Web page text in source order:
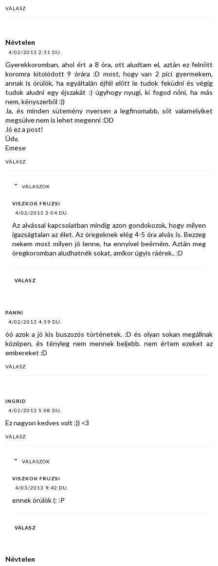
VÁLASZ
Névtelen
4/02/2013 2:51 DU.
Gyerekkoromban, ahol ért a 8 óra, ott aludtam el, aztán ez felnőtt
koromra kitolódott 9 órára :D most, hogy van 2 pici gyermekem,
annak is örülök, ha egyáltalán éjfél előtt le tudok feküdni és végig
tudok aludni egy éjszakát :) úgyhogy nyugi, ki fogod nőni, ha más
nem, kényszerből :))
Ja, és minden sütemény nyersen a legfinomabb, sőt valamelyiket
megsülve nem is lehet megenni :DD
Jó ez a post!
Üdv,
Emese
VÁLASZ
VÁLASZOK
VISZKOK FRUZSI
4/02/2013 3:04 DU.
Az alvással kapcsolatban mindig azon gondokozok, hogy milyen
igazságtalan az élet. Az öregeknek elég 4-5 óra alvás is. Bezzeg
nekem most milyen jó lenne, ha ennyivel beérném. Aztán meg
öregkoromban aludhatnék sokat, amikor úgyis ráérek.. :D
VÁLASZ
PANNI
4/02/2013 4:59 DU.
óó azok a jó kis buszozós történetek. :D és olyan sokan megállnak
középen, és tényleg nem mennek beljebb. nem értem ezeket az
embereket :D
VÁLASZ
INGRID
4/02/2013 5:08 DU.
Ez nagyon kedves volt :)) <3
VÁLASZ
VÁLASZOK
VISZKOK FRUZSI
4/03/2013 9:42 DU.
ennek örülök (: :P
VÁLASZ
Névtelen